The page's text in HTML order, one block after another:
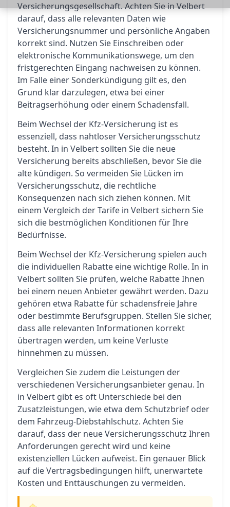
Versicherungsgesellschaft. Achten Sie in Velbert
darauf, dass alle relevanten Daten wie
Versicherungsnummer und persönliche Angaben
korrekt sind. Nutzen Sie Einschreiben oder
elektronische Kommunikationswege, um den
fristgerechten Eingang nachweisen zu können.
Im Falle einer Sonderkündigung gilt es, den
Grund klar darzulegen, etwa bei einer
Beitragserhöhung oder einem Schadensfall.
Beim Wechsel der Kfz-Versicherung ist es
essenziell, dass nahtloser Versicherungsschutz
besteht. In in Velbert sollten Sie die neue
Versicherung bereits abschließen, bevor Sie die
alte kündigen. So vermeiden Sie Lücken im
Versicherungsschutz, die rechtliche
Konsequenzen nach sich ziehen können. Mit
einem Vergleich der Tarife in Velbert sichern Sie
sich die bestmöglichen Konditionen für Ihre
Bedürfnisse.
Beim Wechsel der Kfz-Versicherung spielen auch
die individuellen Rabatte eine wichtige Rolle. In in
Velbert sollten Sie prüfen, welche Rabatte Ihnen
bei einem neuen Anbieter gewährt werden. Dazu
gehören etwa Rabatte für schadensfreie Jahre
oder bestimmte Berufsgruppen. Stellen Sie sicher,
dass alle relevanten Informationen korrekt
übertragen werden, um keine Verluste
hinnehmen zu müssen.
Vergleichen Sie zudem die Leistungen der
verschiedenen Versicherungsanbieter genau. In
in Velbert gibt es oft Unterschiede bei den
Zusatzleistungen, wie etwa dem Schutzbrief oder
dem Fahrzeug-Diebstahlschutz. Achten Sie
darauf, dass der neue Versicherungsschutz Ihren
Anforderungen gerecht wird und keine
existenziellen Lücken aufweist. Ein genauer Blick
auf die Vertragsbedingungen hilft, unerwartete
Kosten und Enttäuschungen zu vermeiden.